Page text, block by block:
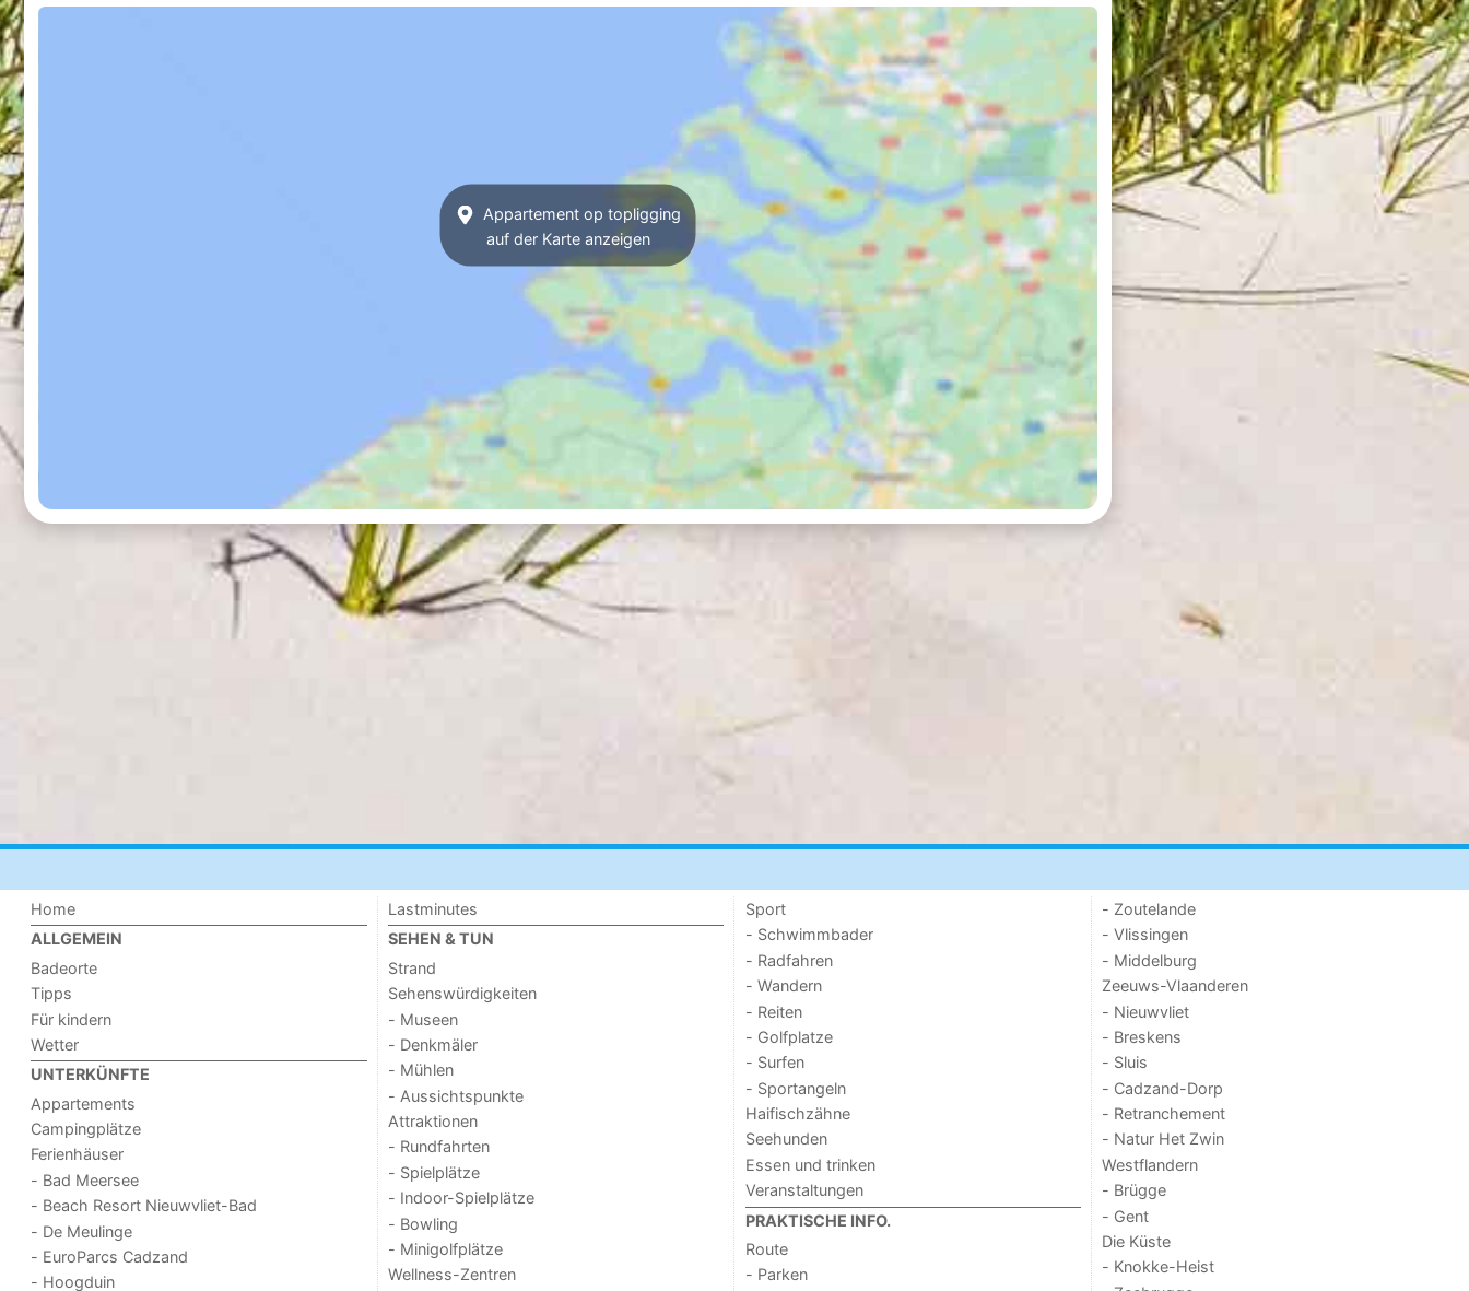
Appartement op topligging
auf der Karte anzeigen
Home
ALLGEMEIN
Badeorte
Tipps
Für kindern
Wetter
UNTERKÜNFTE
Appartements
Campingplätze
Ferienhäuser
- Bad Meersee
- Beach Resort Nieuwvliet-Bad
- De Meulinge
- EuroParcs Cadzand
- Hoogduin
Lastminutes
SEHEN & TUN
Strand
Sehenswürdigkeiten
- Museen
- Denkmäler
- Mühlen
- Aussichtspunkte
Attraktionen
- Rundfahrten
- Spielplätze
- Indoor-Spielplätze
- Bowling
- Minigolfplätze
Wellness-Zentren
Sport
- Schwimmbader
- Radfahren
- Wandern
- Reiten
- Golfplatze
- Surfen
- Sportangeln
Haifischzähne
Seehunden
Essen und trinken
Veranstaltungen
PRAKTISCHE INFO.
Route
- Parken
- Zoutelande
- Vlissingen
- Middelburg
Zeeuws-Vlaanderen
- Nieuwvliet
- Breskens
- Sluis
- Cadzand-Dorp
- Retranchement
- Natur Het Zwin
Westflandern
- Brügge
- Gent
Die Küste
- Knokke-Heist